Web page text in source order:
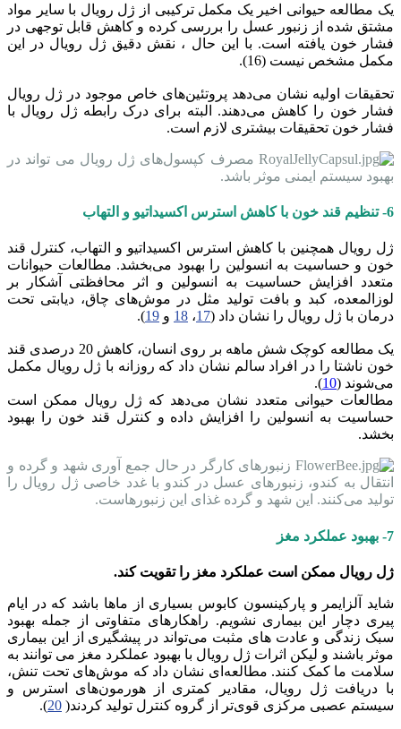
یک مطالعه حیوانی اخیر یک مکمل ترکیبی از ژل رویال با سایر مواد
مشتق شده از زنبور عسل را بررسی کرده و کاهش قابل توجهی در
فشار خون یافته است. با این حال ، نقش دقیق ژل رویال در این
مکمل مشخص نیست (16).
تحقیقات اولیه نشان می‌دهد پروتئین‌های خاص موجود در ژل رویال
فشار خون را کاهش می‌دهند. البته برای درک رابطه ژل رویال با
فشار خون تحقیقات بیشتری لازم است.
مصرف کپسول‌های ژل رویال می تواند در
بهبود سیستم ایمنی موثر باشد.
6- تنظیم قند خون با کاهش استرس اکسیداتیو و التهاب
ژل رویال همچنین با کاهش استرس اکسیداتیو و التهاب، کنترل قند
خون و حساسیت به انسولین را بهبود می‌بخشد. مطالعات حیوانات
متعدد افزایش حساسیت به انسولین و اثر محافظتی آشکار بر
لوزالمعده، کبد و بافت تولید مثل در موش‌های چاق، دیابتی تحت
درمان با ژل رویال را نشان داد (17، 18 و 19
).
یک مطالعه کوچک شش ماهه بر روی انسان، کاهش 20 درصدی قند
خون ناشتا را در افراد سالم نشان داد که روزانه با ژل رویال مکمل
می‌شوند (10
).
مطالعات حیوانی متعدد نشان می‌دهد که ژل رویال ممکن است
حساسیت به انسولین را افزایش داده و کنترل قند خون را بهبود
بخشد.
زنبورهای کارگر در حال جمع آوری شهد و گرده و
انتقال به کندو، زنبورهای عسل در کندو با غدد خاصی ژل رویال را
تولید می‌کنند. این شهد و گرده غذای این زنبورهاست.
7- بهبود عملکرد مغز
ژل رویال ممکن است عملکرد مغز را تقویت کند.
شاید آلزایمر و پارکینسون کابوس بسیاری از ماها باشد که در ایام
پیری دچار این بیماری نشویم. راهکارهای متفاوتی از جمله بهبود
سبک زندگی و عادت های مثبت می‌تواند در پیشگیری از این بیماری
موثر باشند و لیکن اثرات ژل رویال با بهبود عملکرد مغز می توانند به
سلامت ما کمک کنند. مطالعه‌ای نشان داد که موش‌های تحت تنش،
با دریافت ژل رویال، مقادیر کمتری از هورمون‌های استرس و
سیستم عصبی مرکزی قوی‌تر از گروه کنترل تولید کردند( 20
).